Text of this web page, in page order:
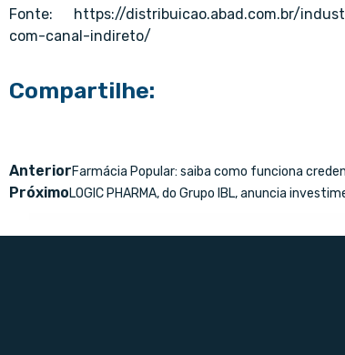
Fonte:
https://distribuicao.abad.com.br/
com-canal-indireto/
Compartilhe:
AnteriorFarmácia Popular: saiba como funciona
PróximoLOGIC PHARMA, do Grupo IBL, anuncia